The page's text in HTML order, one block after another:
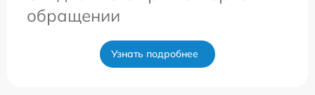
обращении
Узнать подробнее